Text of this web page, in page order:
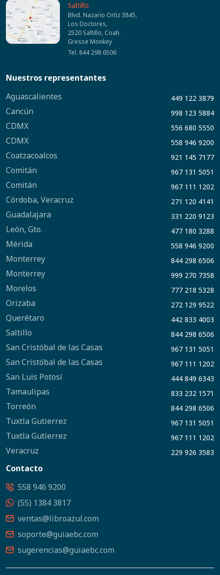
Saltillo
Blvd. Nazario Ortiz 3845,
Los Doctores,
2520 Saltillo, Coah.
Gresse Monkey
Tel. 844 298 6506
Nuestros representantes
Aguascalientes
449 122 3879
Cancún 998 123 5884
CDMX 556 680 5550
CDMX 558 946 9200
Coatzacoalcos 921 145 7177
Comitán 967 131 5051
Comitán 967 111 1202
Córdoba, Veracruz 271 120 4141
Guadalajara 331 220 9123
León, Gto. 477 180 3288
Mérida 558 946 9200
Monterrey 844 298 6506
Monterrey 999 270 7358
Morelos 777 218 5328
Orizaba 272 129 9522
Querétaro 442 833 4003
Saltillo 844 298 6506
San Cristóbal de las Casas 967 131 5051
San Cristóbal de las Casas 967 111 1202
San Luis Potosí 444 849 6343
Tamaulipas 833 232 1571
Torreón 844 298 6506
Tuxtla Gutierrez 967 131 5051
Tuxtla Gutierrez 967 111 1202
Veracruz 229 926 3583
Contacto
558 946 9200
(55) 1384 3817
ventas@libroazul.com
soporte@guiaebc.com
sugerencias@guiaebc.com